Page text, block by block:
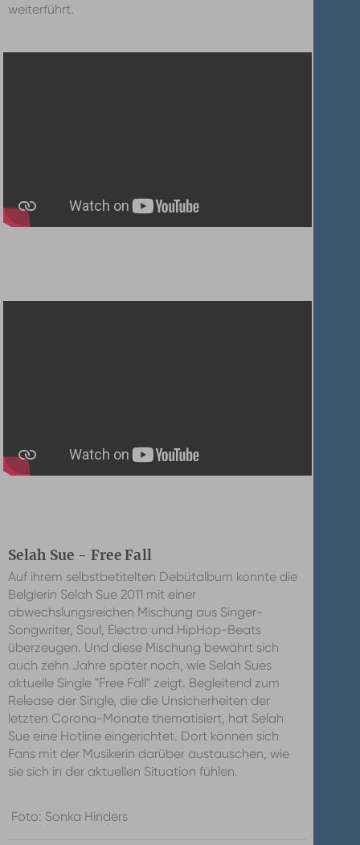
weiterführt.
Selah Sue - Free Fall
Auf ihrem selbstbetitelten Debütalbum konnte die
Belgierin Selah Sue 2011 mit einer
abwechslungsreichen Mischung aus Singer-
Songwriter, Soul, Electro und HipHop-Beats
überzeugen. Und diese Mischung bewährt sich
auch zehn Jahre später noch, wie Selah Sues
aktuelle Single "Free Fall" zeigt. Begleitend zum
Release der Single, die die Unsicherheiten der
letzten Corona-Monate thematisiert, hat Selah
Sue eine Hotline eingerichtet. Dort können sich
Fans mit der Musikerin darüber austauschen, wie
sie sich in der aktuellen Situation fühlen.
Foto: Sonka Hinders